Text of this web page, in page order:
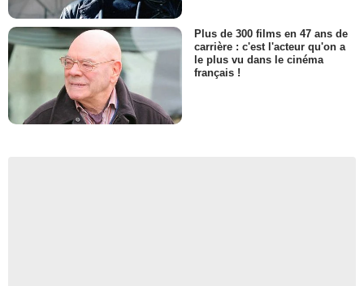
Plus de 300 films en 47 ans de
carrière : c'est l'acteur qu'on a
le plus vu dans le cinéma
français !